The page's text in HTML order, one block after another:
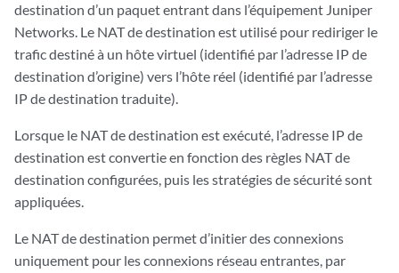
destination d’un paquet entrant dans l’équipement Juniper
Networks. Le NAT de destination est utilisé pour rediriger le
trafic destiné à un hôte virtuel (identifié par l’adresse IP de
destination d’origine) vers l’hôte réel (identifié par l’adresse
IP de destination traduite).
Lorsque le NAT de destination est exécuté, l’adresse IP de
destination est convertie en fonction des règles NAT de
destination configurées, puis les stratégies de sécurité sont
appliquées.
Le NAT de destination permet d’initier des connexions
uniquement pour les connexions réseau entrantes, par